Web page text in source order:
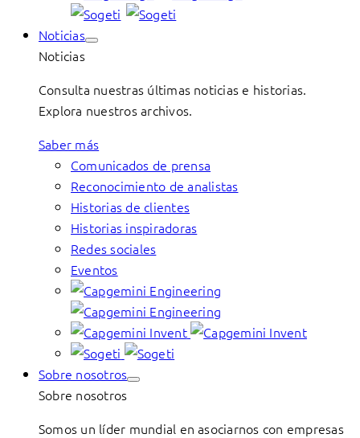
Noticias
Noticias
Consulta nuestras últimas noticias e historias.
Explora nuestros archivos.
Saber más
Comunicados de prensa
Reconocimiento de analistas
Historias de clientes
Historias inspiradoras
Redes sociales
Eventos
Sobre nosotros
Sobre nosotros
Somos un líder mundial en asociarnos con empresas